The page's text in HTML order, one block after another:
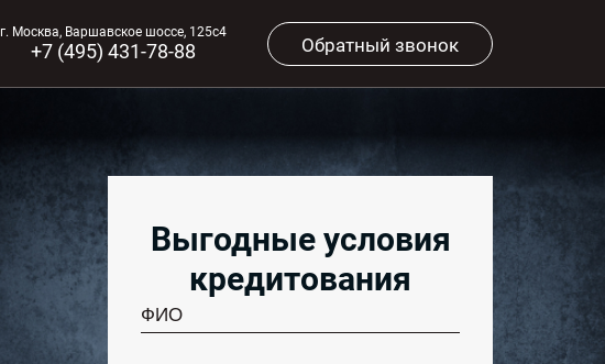
г. Москва, Варшавское шоссе, 125с4
+7 (495) 431-78-88 Обратный звонок
Выгодные условия
кредитования